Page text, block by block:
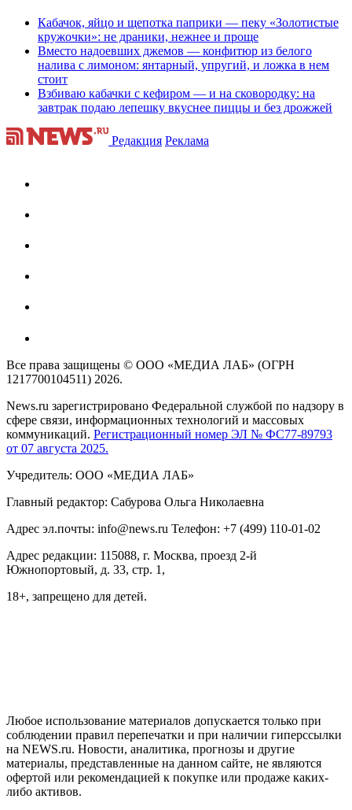
Кабачок, яйцо и щепотка паприки — пеку «Золотистые
кружочки»: не драники, нежнее и проще
Вместо надоевших джемов — конфитюр из белого
налива с лимоном: янтарный, упругий, и ложка в нем
стоит
Взбиваю кабачки с кефиром — и на сковородку: на
завтрак подаю лепешку вкуснее пиццы и без дрожжей
Редакция Реклама
Все права защищены © ООО «МЕДИА ЛАБ» (ОГРН
1217700104511) 2026.
News.ru зарегистрировано Федеральной службой по надзору в
сфере связи, информационных технологий и массовых
коммуникаций. Регистрационный номер ЭЛ № ФС77-89793
от 07 августа 2025.
Учредитель: ООО «МЕДИА ЛАБ»
Главный редактор: Сабурова Ольга Николаевна
Адрес эл.почты: info@news.ru Телефон: +7 (499) 110-01-02
Адрес редакции: 115088, г. Москва, проезд 2-й
Южнопортовый, д. 33, стр. 1,
18+, запрещено для детей.
Любое использование материалов допускается только при
соблюдении правил перепечатки и при наличии гиперссылки
на NEWS.ru. Новости, аналитика, прогнозы и другие
материалы, представленные на данном сайте, не являются
офертой или рекомендацией к покупке или продаже каких-
либо активов.